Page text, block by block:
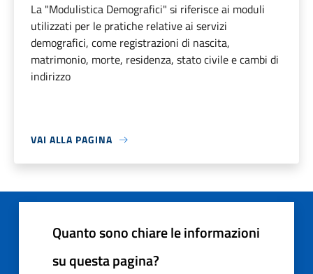
La "Modulistica Demografici" si riferisce ai moduli
utilizzati per le pratiche relative ai servizi
demografici, come registrazioni di nascita,
matrimonio, morte, residenza, stato civile e cambi di
indirizzo
VAI ALLA PAGINA
Quanto sono chiare le informazioni
su questa pagina?